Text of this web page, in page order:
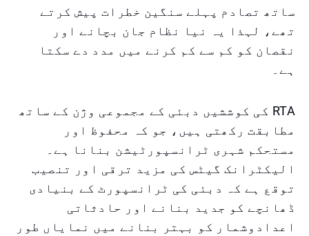
ساتھ تصادم پہلے سنگین خطرات پیش کرتے
تھے، لہذا یہ نیا نظام جان بچانے اور
نقصان کو کم سے کم کرنے میں مدد دے سکتا
ہے۔
RTA کی کوششیں دبئی کے مجموعی وژن کے ساتھ
مطابقت رکھتی ہیں، جو کہ محفوظ اور
مستحکم شہری ٹرانسپورٹیشن بنانا ہے۔
الیکٹرانک گیٹس کی مزید ترقی اور تنصیب
توقع ہے کہ دبئی کی ٹرانسپورٹ کے بنیادی
ڈھانچے کو جدید بنانے اور حادثاتی
اعدادوشمار کو بہتر بنانے میں نمایاں طور